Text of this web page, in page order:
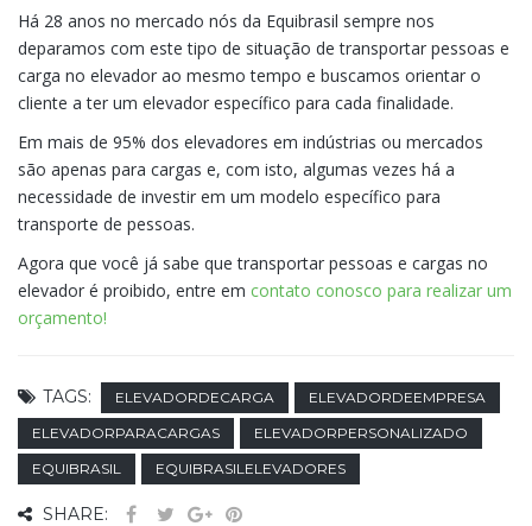
Há 28 anos no mercado nós da Equibrasil sempre nos
deparamos com este tipo de situação de transportar pessoas e
carga no elevador ao mesmo tempo e buscamos orientar o
cliente a ter um elevador específico para cada finalidade.
Em mais de 95% dos elevadores em indústrias ou mercados
são apenas para cargas e, com isto, algumas vezes há a
necessidade de investir em um modelo específico para
transporte de pessoas.
Agora que você já sabe que transportar pessoas e cargas no
elevador é proibido, entre em contato conosco para realizar um
orçamento!
TAGS: ELEVADORDECARGA
ELEVADORDEEMPRESA
ELEVADORPARACARGAS
ELEVADORPERSONALIZADO
EQUIBRASIL
EQUIBRASILELEVADORES
SHARE: